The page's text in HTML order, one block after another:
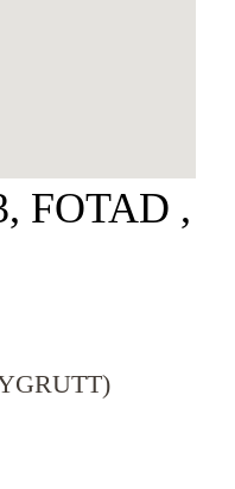
FOTAD ,